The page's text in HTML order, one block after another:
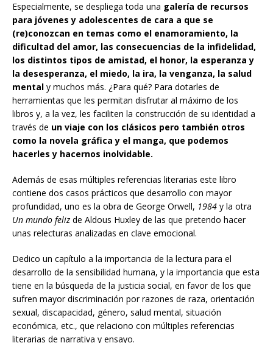
Especialmente, se despliega toda una galería de recursos
para jóvenes y adolescentes de cara a que se
(re)conozcan en temas como el enamoramiento, la
dificultad del amor, las consecuencias de la infidelidad,
los distintos tipos de amistad, el honor, la esperanza y
la desesperanza, el miedo, la ira, la venganza, la salud
mental y muchos más. ¿Para qué? Para dotarles de
herramientas que les permitan disfrutar al máximo de los
libros y, a la vez, les faciliten la construcción de su identidad a
través de un viaje con los clásicos pero también otros
como la novela gráfica y el manga, que podemos
hacerles y hacernos inolvidable.
Además de esas múltiples referencias literarias este libro
contiene dos casos prácticos que desarrollo con mayor
profundidad, uno es la obra de George Orwell, 1984 y la otra
Un mundo feliz de Aldous Huxley de las que pretendo hacer
unas relecturas analizadas en clave emocional.
Dedico un capítulo a la importancia de la lectura para el
desarrollo de la sensibilidad humana, y la importancia que esta
tiene en la búsqueda de la justicia social, en favor de los que
sufren mayor discriminación por razones de raza, orientación
sexual, discapacidad, género, salud mental, situación
económica, etc., que relaciono con múltiples referencias
literarias de narrativa y ensayo.